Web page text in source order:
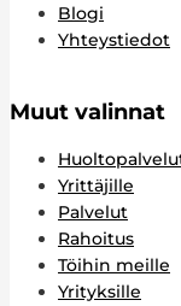
Blogi
Yhteystiedot
Muut valinnat
Yrittäjille
Palvelut
Rahoitus
Töihin meille
Yrityksille